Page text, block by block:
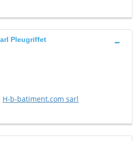
Pleugriffet
H-b-batiment.com sarl